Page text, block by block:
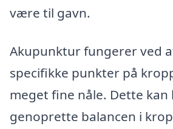
være til gavn.
Akupunktur fungerer ved
specifikke punkter på
meget fine nåle. Dette
genoprette balancen i